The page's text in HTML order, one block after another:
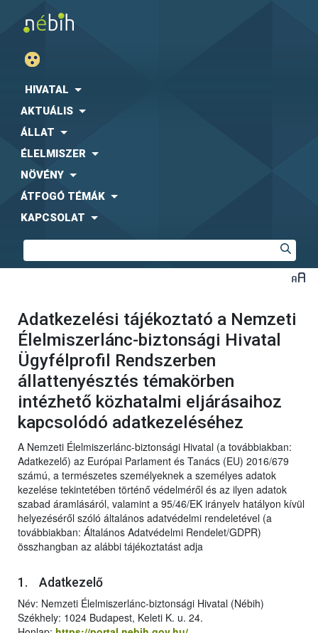
HIVATAL
AKTUÁLIS
ÁLLAT
ÉLELMISZER
NÖVÉNY
ÁTFOGÓ TÉMÁK
KAPCSOLAT
Adatkezelési tájékoztató a Nemzeti
Élelmiszerlánc-biztonsági Hivatal
Ügyfélprofil Rendszerben
állattenyésztés témakörben
intézhető közhatalmi eljárásaihoz
kapcsolódó adatkezeléséhez
A Nemzeti Élelmiszerlánc-biztonsági Hivatal (a továbbiakban:
Adatkezelő) az Európai Parlament és Tanács (EU) 2016/679
számú, a természetes személyeknek a személyes adatok
kezelése tekintetében történő védelméről és az ilyen adatok
szabad áramlásáról, valamint a 95/46/EK irányelv hatályon kívül
helyezéséről szóló általános adatvédelmi rendeletével (a
továbbiakban: Általános Adatvédelmi Rendelet/GDPR)
összhangban az alábbi tájékoztatást adja
1. Adatkezelő
Név: Nemzeti Élelmiszerlánc-biztonsági Hivatal (Nébih)
Székhely: 1024 Budapest, Keleti K. u. 24.